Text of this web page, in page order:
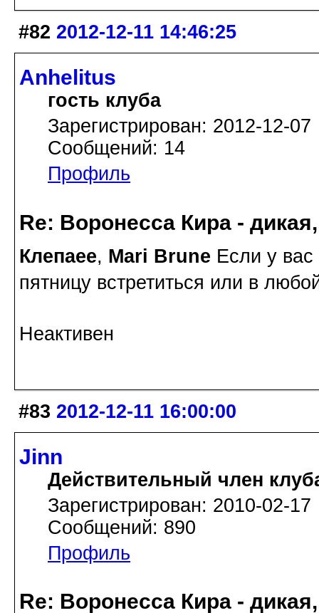
#82 2012-12-11 14:46:25
Anhelitus
гость клуба
Зарегистрирован: 2012-12-07
Сообщений: 14
Профиль
Re: Воронесса Кира -
Клепаee, Mari Brune Если у
пятницу встретиться или в
Неактивен
#83 2012-12-11 16:00:00
Jinn
Действительный член
Зарегистрирован: 2010-02-17
Сообщений: 890
Профиль
Re: Воронесса Кира -